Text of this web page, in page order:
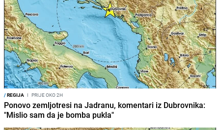
/REGIJA I PRIJE OKO 2H
Ponovo zemljotresi na Jadranu, komentari iz Dubrovnika:
"Mislio sam da je bomba pukla"